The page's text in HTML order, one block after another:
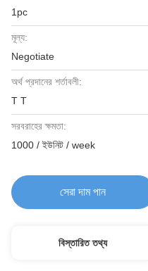
1pc
মূল্য:
Negotiate
অর্থ প্রদানের শর্তাবলী:
T T
সরবরাহের ক্ষমতা:
1000 / ইউনিট / week
সেরা দাম পান
বিস্তারিত তথ্য